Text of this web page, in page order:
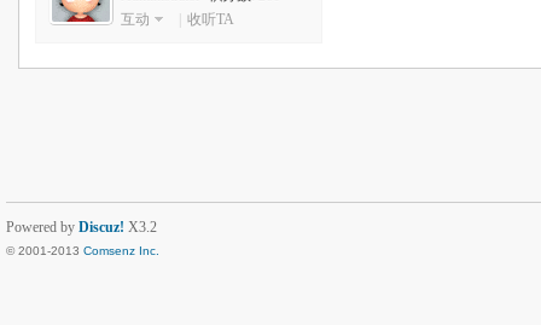
互动
收听TA
Powered by Discuz! X3.2
© 2001-2013 Comsenz Inc.